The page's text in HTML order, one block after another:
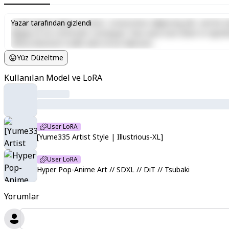
Yorumlar
Lorem ipsum dolor sit amet, consectetur adipiscing elit, sed do
Yazar tarafından gizlendi
Yüz Düzeltme
Kullanılan Model ve LoRA
User LoRA
[Yume335 Artist Style | Illustrious-XL]
User LoRA
Hyper Pop-Anime Art // SDXL // DiT // Tsubaki